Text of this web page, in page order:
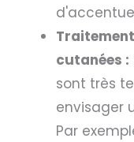
cutanées :
sont très
envisager
Par